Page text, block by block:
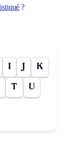
?
I J K
T U